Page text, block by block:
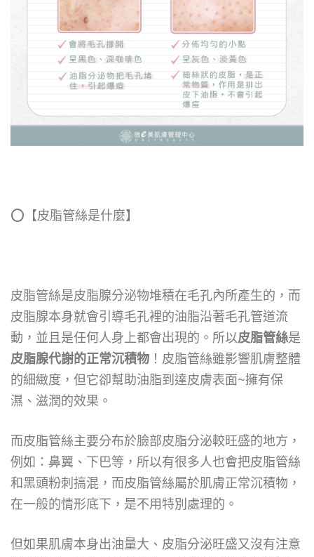
⭕【皮脂管絲是什麼】
皮脂管絲是皮脂腺分泌物堆積在毛孔內所產生的，而
皮脂腺本身就會引導毛孔裡的油脂沿著毛孔管道流
動，並且是任何人身上都會出現的。所以皮脂管絲是
皮脂腺代謝的正常沉積物 ！ 皮脂管絲雖影響肌膚整體
的細緻度，但它卻幫助油脂到達皮膚表面~擁有保
濕、滋潤的效果。
而皮脂管絲主要分布於臉部皮脂分泌較旺盛的地方，
例如：鼻翼、下巴等，所以有很多人也會把皮脂管絲
和黑頭粉刺搞混，而皮脂管絲屬於肌膚正常沉積物，
在一般的情形底下，是不用特別處理的。
但如果肌膚本身出油量大、皮脂分泌旺盛又沒有注意